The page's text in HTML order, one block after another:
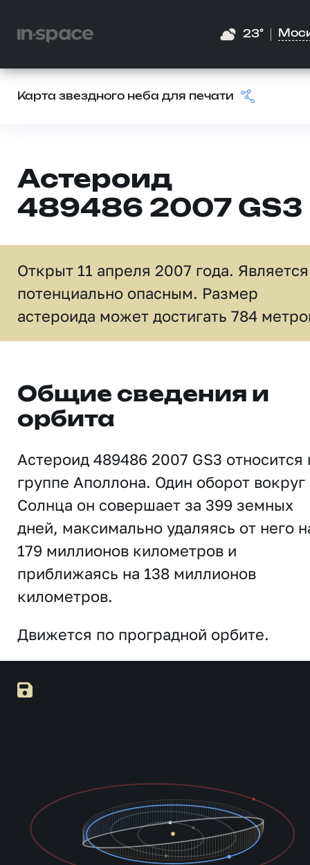
23°
Карта звездного неба для печати
Астероид
489486 2007 GS3
Открыт 11 апреля 2007 года. Является
потенциально опасным. Размер
астероида может достигать 784
Общие сведения и
орбита
Астероид 489486 2007 GS3 относится
группе Аполлона. Один оборот вокруг
Солнца он совершает за 399 земных
дней, максимально удаляясь от него
179 миллионов километров и
приближаясь на 138 миллионов
километров.
Движется по проградной орбите.